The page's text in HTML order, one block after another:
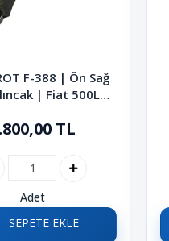
F-388 | Ön Sağ
| Fiat 500L
TL
Adet
SEPETE EKLE